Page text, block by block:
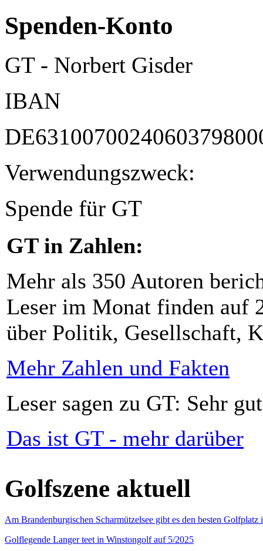
Spenden-Konto
GT - Norbert Gisder
IBAN
Verwendungszweck:
Spende für GT
GT in Zahlen:
Mehr als 350 Autoren
Leser im Monat finden auf
über Politik, Gesellschaft,
Mehr Zahlen und Fakten
Leser sagen zu GT: Sehr
Das ist GT - mehr darüber
Golfszene aktuell
Am Brandenburgischen Scharmützelsee gibt es den besten
Golflegende Langer teet in Winstongolf auf 5/2025